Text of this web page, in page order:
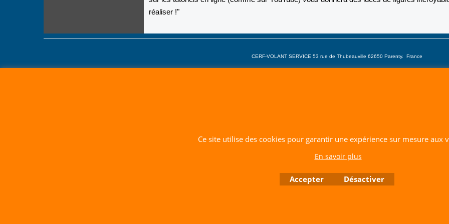
réaliser !"
CERF-VOLANT SERVICE 53 rue de Thubeauville 62650 Parenty. France
Site de Vente Par Correspondance.
Boutique en ligne créés avec le logiciel eCommerce ShopFactory
Ce site utilise des cookies pour garantir une expérience sur mesure aux
En savoir plus
Accepter Désactiver